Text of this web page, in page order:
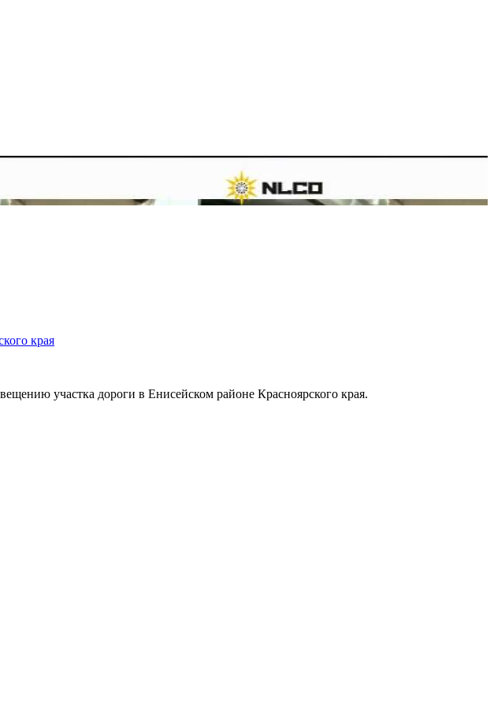
края
участка дороги в Енисейском районе Красноярского края.